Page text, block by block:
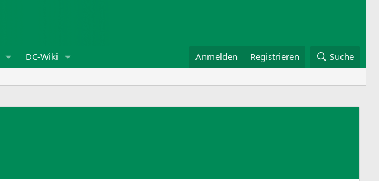
DC-Wiki Anmelden Registrieren Suche